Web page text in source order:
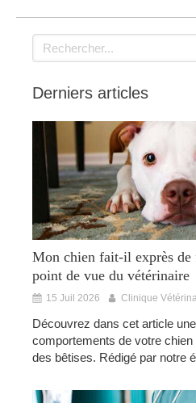
Rechercher
Derniers articles
Mon chien fait-il exprès de
point de vue du vétérinaire
15 Juil 2026 Clinique
Découvrez dans cet article
comportements de votre
des bêtises. Rédigé par notre